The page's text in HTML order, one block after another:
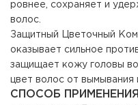
ровнее, сохраняет и
волос.
Защитный Цветочный
оказывает сильное
защищает кожу головы
цвет волос от вымывания
СПОСОБ